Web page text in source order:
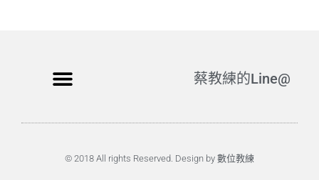
蔡教練的Line@
© 2018 All rights Reserved. Design by 數位教練